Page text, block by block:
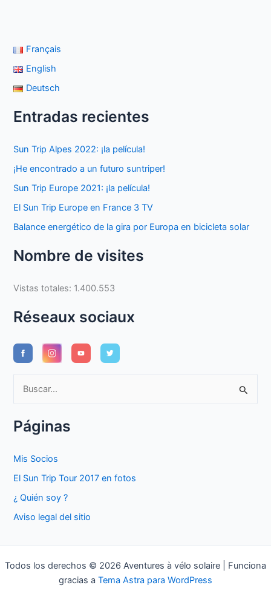
Français
English
Deutsch
Entradas recientes
Sun Trip Alpes 2022: ¡la película!
¡He encontrado a un futuro suntriper!
Sun Trip Europe 2021: ¡la película!
El Sun Trip Europe en France 3 TV
Balance energético de la gira por Europa en bicicleta solar
Nombre de visites
Vistas totales: 1.400.553
Réseaux sociaux
c
o
r
Páginas
Mis Socios
El Sun Trip Tour 2017 en fotos
¿ Quién soy ?
Aviso legal del sitio
Todos los derechos © 2026 Aventures à vélo solaire | Funciona
gracias a Tema Astra para WordPress